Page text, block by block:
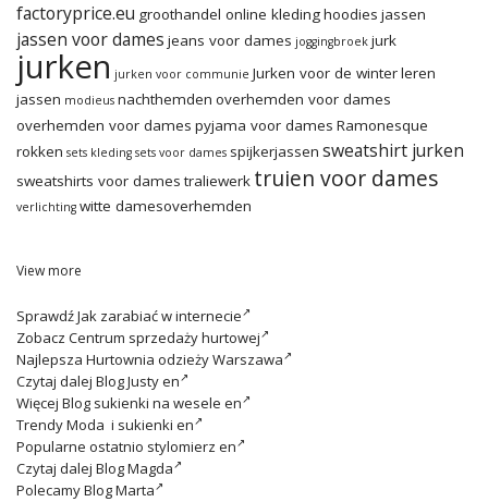
factoryprice.eu groothandel online kledinghoodies jassen
jassen voor dames jeans voor dames joggingbroek jurk
jurken jurken voor communie Jurken voor de winterleren
jassen modieus nachthemden overhemden voor dames
overhemden voor dames pyjama voor dames Ramonesque
rokken sets kleding sets voor dames spijkerjassen sweatshirt jurken
sweatshirts voor dames traliewerk truien voor dames
verlichting witte damesoverhemden
View more
SprawdźJak zarabiać w internecie
Zobacz Centrum sprzedaży hurtowej
Najlepsza Hurtownia odzieży Warszawa
Czytaj dalej Blog Justy en
Więcej Blog sukienki na wesele en
TrendyModa i sukienki en
Popularne ostatnio stylomierz en
Czytaj dalej Blog Magda
PolecamyBlog Marta